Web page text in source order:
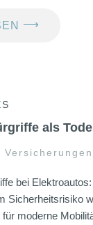
⟶
als
Versicherungen
bei
Sicherheitsrisiko
moderne